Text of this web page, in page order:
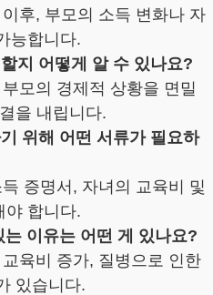
후, 부모의 소득 변화나 자
능합니다.
지 어떻게 알 수 있나요?
모의 경제적 상황을 면밀
을 내립니다.
위해 어떤 서류가 필요하
증명서, 자녀의 교육비 및
야 합니다.
이유는 어떤 게 있나요?
육비 증가, 질병으로 인한
있습니다.